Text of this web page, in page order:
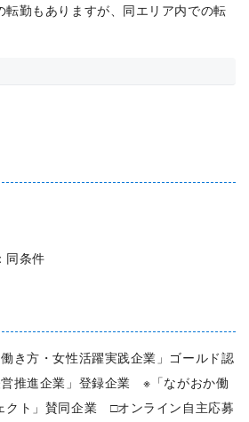
勤もありますが、同エリア内での転
同条件
き方・女性活躍実践企業」ゴールド認
推進企業」登録企業 ※「ながおか働
クト」賛同企業 □オンライン自主応募